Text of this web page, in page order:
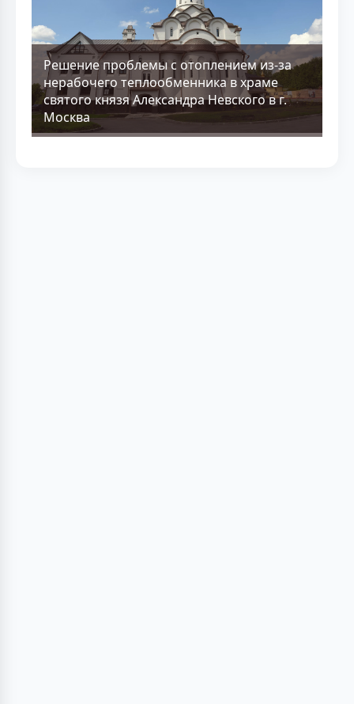
Решение проблемы с отоплением из-за
нерабочего теплообменника в храме
святого князя Александра Невского в г.
Москва